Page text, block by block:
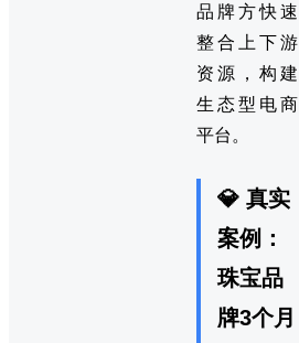
品牌方快速
整合上下游
资源，构建
生态型电商
平台。
💎 真实
案例：
珠宝品
牌3个月